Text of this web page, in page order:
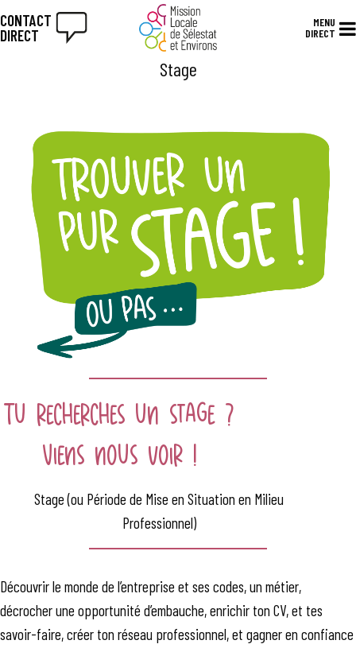
CONTACT
DIRECT
MENU
DIRECT
Stage
Tu recherches un stage ?
Viens nous voir !
Stage (ou Période de Mise en Situation en Milieu
Professionnel)
Découvrir le monde de l’entreprise et ses codes, un métier,
décrocher une opportunité d’embauche, enrichir ton CV, et tes
savoir-faire, créer ton réseau professionnel, et gagner en confiance